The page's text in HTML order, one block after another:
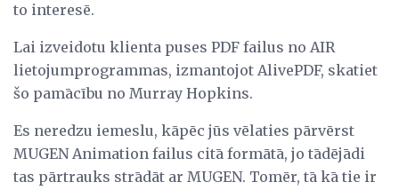
to interesē.
Lai izveidotu klienta puses PDF failus no AIR
lietojumprogrammas, izmantojot AlivePDF, skatiet
šo pamācību no Murray Hopkins.
Es neredzu iemeslu, kāpēc jūs vēlaties pārvērst
MUGEN Animation failus citā formātā, jo tādējādi
tas pārtrauks strādāt ar MUGEN. Tomēr, tā kā tie ir